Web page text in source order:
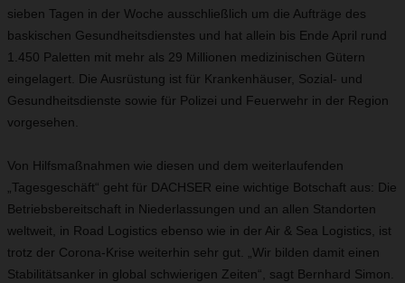
sieben Tagen in der Woche ausschließlich um die Aufträge des
baskischen Gesundheitsdienstes und hat allein bis Ende April rund
1.450 Paletten mit mehr als 29 Millionen medizinischen Gütern
eingelagert. Die Ausrüstung ist für Krankenhäuser, Sozial- und
Gesundheitsdienste sowie für Polizei und Feuerwehr in der Region
vorgesehen.
Von Hilfsmaßnahmen wie diesen und dem weiterlaufenden
„Tagesgeschäft“ geht für DACHSER eine wichtige Botschaft aus: Die
Betriebsbereitschaft in Niederlassungen und an allen Standorten
weltweit, in Road Logistics ebenso wie in der Air & Sea Logistics, ist
trotz der Corona-Krise weiterhin sehr gut. „Wir bilden damit einen
Stabilitätsanker in global schwierigen Zeiten“, sagt Bernhard Simon.